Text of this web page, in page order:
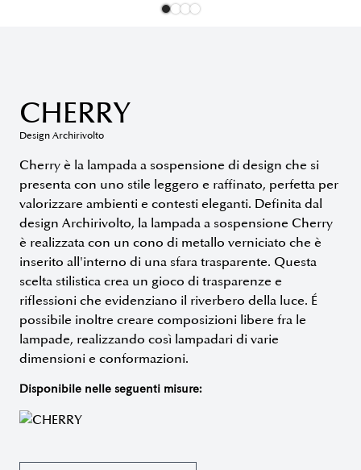
CHERRY
Design Archirivolto
Cherry è la lampada a sospensione di design che si
presenta con uno stile leggero e raffinato, perfetta per
valorizzare ambienti e contesti eleganti. Definita dal
design Archirivolto, la lampada a sospensione Cherry
è realizzata con un cono di metallo verniciato che è
inserito all'interno di una sfara trasparente. Questa
scelta stilistica crea un gioco di trasparenze e
riflessioni che evidenziano il riverbero della luce. É
possibile inoltre creare composizioni libere fra le
lampade, realizzando così lampadari di varie
dimensioni e conformazioni.
Disponibile nelle seguenti misure: